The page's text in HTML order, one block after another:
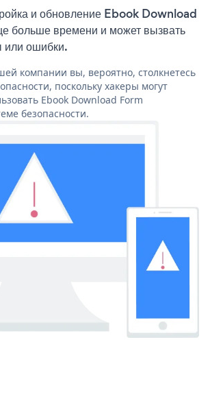
и обновление Ebook Download
больше времени и может вызвать
ошибки.
компании вы, вероятно, столкнетесь
поскольку хакеры могут
Ebook Download Form
безопасности.